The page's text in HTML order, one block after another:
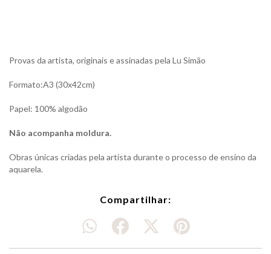
Provas da artista, originais e assinadas pela Lu Simão
Formato:A3 (30x42cm)
Papel: 100% algodão
Não acompanha moldura.
Obras únicas criadas pela artista durante o processo de ensino da
aquarela.
Compartilhar: